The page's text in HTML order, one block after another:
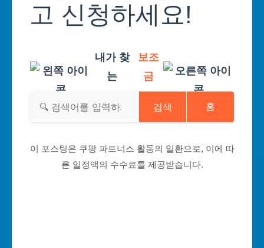
고 신청하세요!
내가 찾
는
보조
금
검색 홈
이 포스팅은 쿠팡 파트너스 활동의 일환으로, 이에 따
른 일정액의 수수료를 제공받습니다.